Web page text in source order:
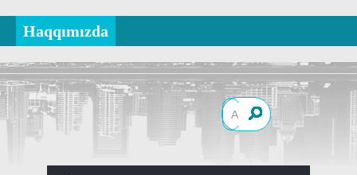
Haqqımızda